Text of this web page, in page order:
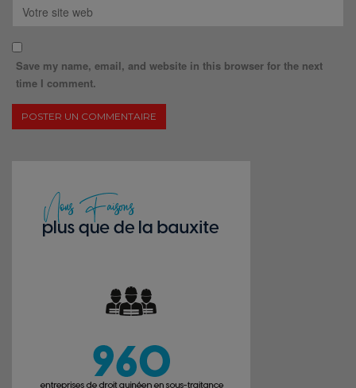
Save my name, email, and website in this browser for the next
time I comment.